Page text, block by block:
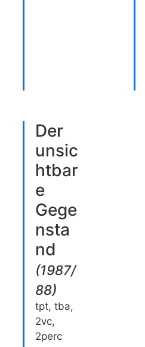
Der
unsic
htbar
e
Gege
nsta
nd
(1987/
88)
tpt, tba,
2vc,
2perc